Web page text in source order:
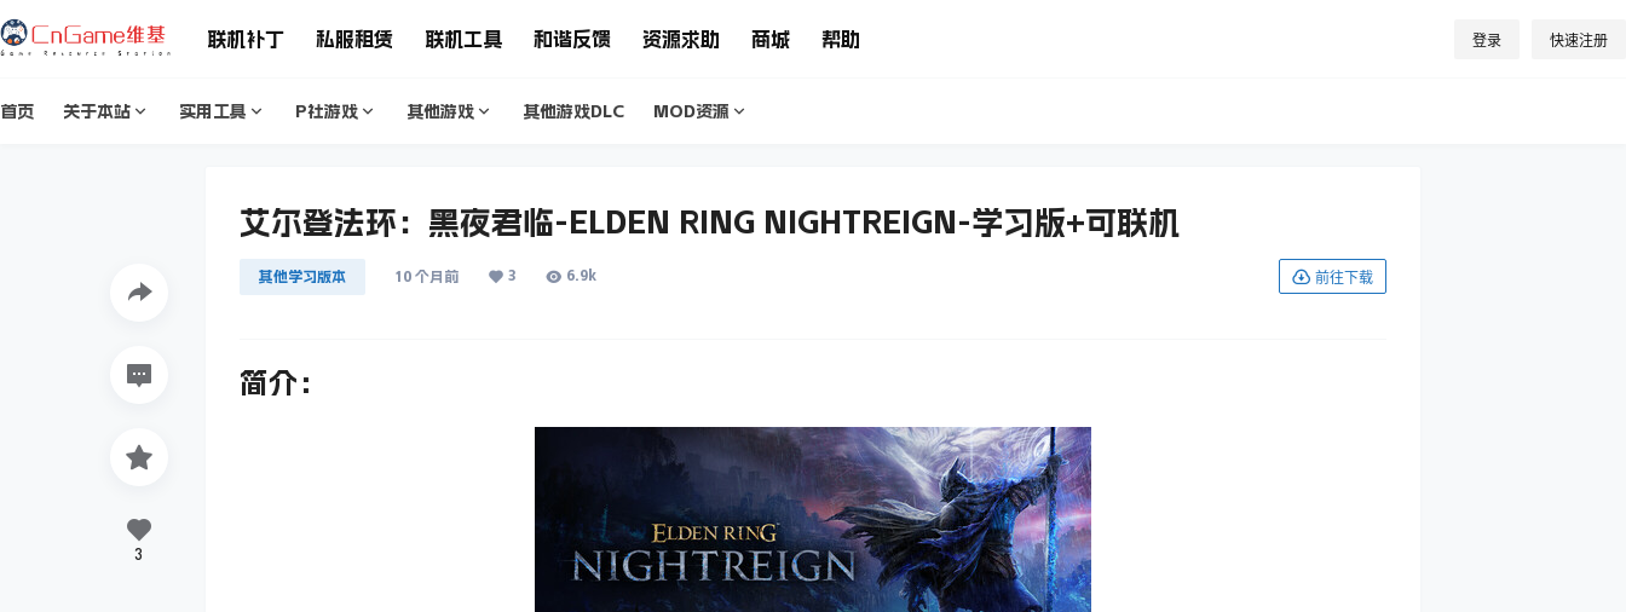
联机补丁 私服租赁 联机工具 和谐反馈 资源求助 商城 帮助 登录 快速注册
首页 关于本站 实用工具 P社游戏 其他游戏 其他游戏DLC MOD资源
艾尔登法环：黑夜君临-ELDEN RING NIGHTREIGN-学习版+可联机
其他学习版本 10 个月前 3 6.9k 前往下载
简介：
3